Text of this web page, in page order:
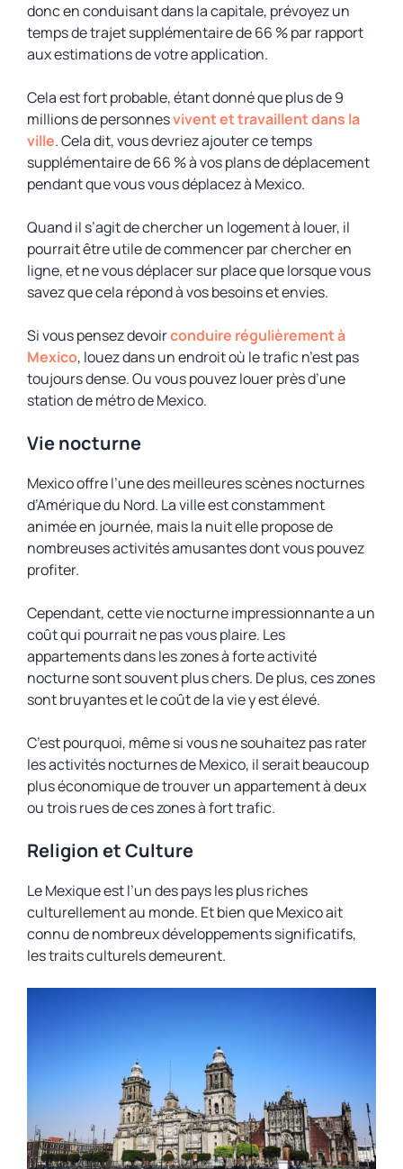
donc en conduisant dans la capitale, prévoyez un
temps de trajet supplémentaire de 66 % par rapport
aux estimations de votre application.
Cela est fort probable, étant donné que plus de 9
millions de personnesvivent et travaillent dans la
ville. Cela dit, vous devriez ajouter ce temps
supplémentaire de 66 % à vos plans de déplacement
pendant que vous vous déplacez à Mexico.
Quand il s’agit de chercher un logement à louer, il
pourrait être utile de commencer par chercher en
ligne, et ne vous déplacer sur place que lorsque vous
savez que cela répond à vos besoins et envies.
Si vous pensez devoirconduire régulièrement à
Mexico, louez dans un endroit où le trafic n’est pas
toujours dense. Ou vous pouvez louer près d’une
station de métro de Mexico.
Vie nocturne
Mexico offre l’une des meilleures scènes nocturnes
d’Amérique du Nord. La ville est constamment
animée en journée, mais la nuit elle propose de
nombreuses activités amusantes dont vous pouvez
profiter.
Cependant, cette vie nocturne impressionnante a un
coût qui pourrait ne pas vous plaire. Les
appartements dans les zones à forte activité
nocturne sont souvent plus chers. De plus, ces zones
sont bruyantes et le coût de la vie y est élevé.
C’est pourquoi, même si vous ne souhaitez pas rater
les activités nocturnes de Mexico, il serait beaucoup
plus économique de trouver un appartement à deux
ou trois rues de ces zones à fort trafic.
Religion et Culture
Le Mexique est l’un des pays les plus riches
culturellement au monde. Et bien que Mexico ait
connu de nombreux développements significatifs,
les traits culturels demeurent.